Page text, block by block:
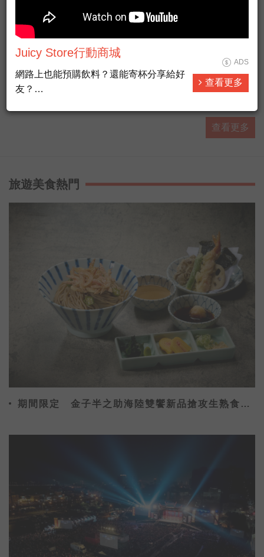
AGTV Taiwan News HD Live大全民前
衛新聞HD直播
ADS
西瓜搶起來！中市龍井農會慶祝百週年 西瓜蜂蜜氣泡飲推
查看更多
旅遊美食熱門
期間限定 金子半之助海陸雙饗新品搶攻生熟食市
Juicy Store行動商城
網路上也能預購飲料？還能寄杯分享給好
友？
署為鼓勵手搖飲料業者，能將台灣在地水
果納入原料之一，促進水果消費及加值運
ADS
查看更多